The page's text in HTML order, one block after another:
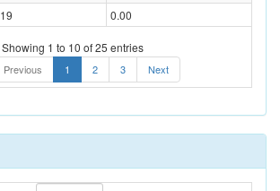
19 0.00
Showing 1 to 10 of 25 entries
Previous 1 2 3 Next